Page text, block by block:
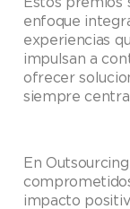
enfoque
experiencias
impulsan a
ofrecer
siempre
En
impacto